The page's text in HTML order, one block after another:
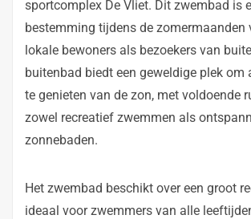
sportcomplex De Vliet. Dit zwembad is
bestemming tijdens de zomermaanden
lokale bewoners als bezoekers van
buitenbad biedt een geweldige plek om
te genieten van de zon, met voldoende
zowel recreatief zwemmen als
zonnebaden.
Het zwembad beschikt over een groot
ideaal voor zwemmers van alle